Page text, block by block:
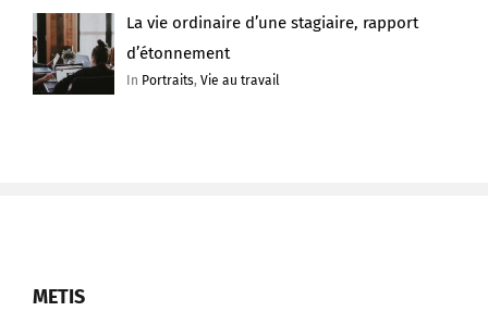
La vie ordinaire d’une stagiaire, rapport
d’étonnement
In Portraits,Vie au travail
METIS